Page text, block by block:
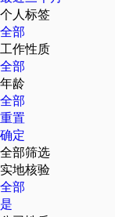
个人标签
全部
工作性质
全部
年龄
全部
重置
确定
全部筛选
实地核验
全部
是